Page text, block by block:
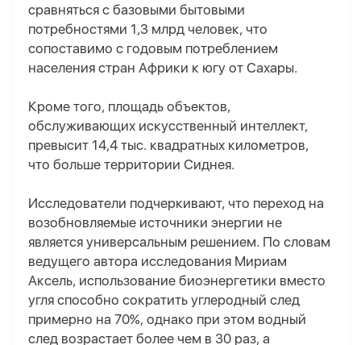
сравняться с базовыми бытовыми
потребностями 1,3 млрд человек, что
сопоставимо с годовым потреблением
населения стран Африки к югу от Сахары.
Кроме того, площадь объектов,
обслуживающих искусственный интеллект,
превысит 14,4 тыс. квадратных километров,
что больше территории Сиднея.
Исследователи подчеркивают, что переход на
возобновляемые источники энергии не
является универсальным решением. По словам
ведущего автора исследования Мириам
Аксель, использование биоэнергетики вместо
угля способно сократить углеродный след
примерно на 70%, однако при этом водный
след возрастает более чем в 30 раз, а